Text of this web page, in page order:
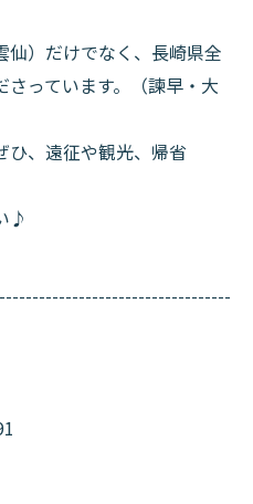
仙）だけでなく、長崎県全
っています。（諫早・大
ひ、遠征や観光、帰省
♪